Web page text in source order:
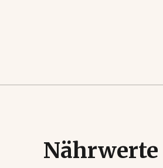
Nährwerte